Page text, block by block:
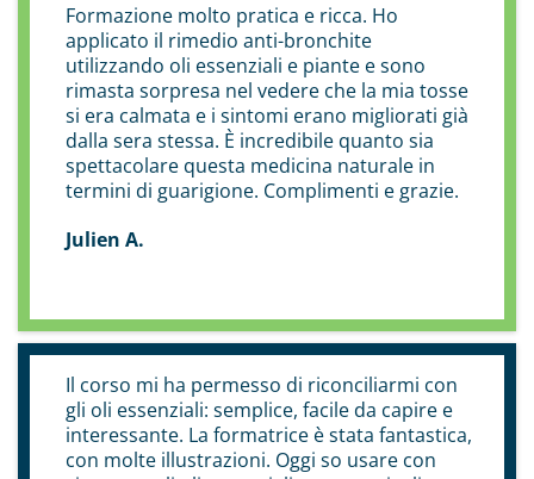
Formazione molto pratica e ricca. Ho
applicato il rimedio anti-bronchite
utilizzando oli essenziali e piante e sono
rimasta sorpresa nel vedere che la mia tosse
si era calmata e i sintomi erano migliorati già
dalla sera stessa. È incredibile quanto sia
spettacolare questa medicina naturale in
termini di guarigione. Complimenti e grazie.
Julien A.
Il corso mi ha permesso di riconciliarmi con
gli oli essenziali: semplice, facile da capire e
interessante. La formatrice è stata fantastica,
con molte illustrazioni. Oggi so usare con